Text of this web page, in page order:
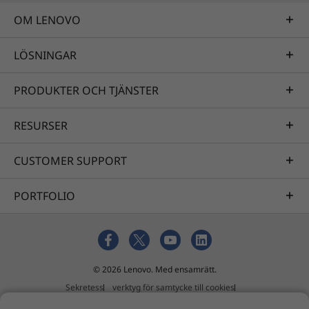
ladda dem. Och med ett WiFi 6- och
stationära dator verkligen navet på ditt
OM LENOVO
LÖSNINGAR
PRODUKTER OCH TJÄNSTER
RESURSER
CUSTOMER SUPPORT
PORTFOLIO
© 2026 Lenovo. Med ensamrätt.
Sekretess
verktyg för samtycke till cookies